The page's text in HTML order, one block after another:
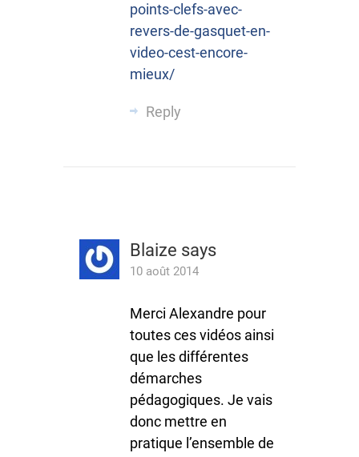
points-clefs-avec-
revers-de-gasquet-en-
video-cest-encore-
mieux/
Reply
Blaize says
10 août 2014
Merci Alexandre pour
toutes ces vidéos ainsi
que les différentes
démarches
pédagogiques. Je vais
donc mettre en
pratique l’ensemble de